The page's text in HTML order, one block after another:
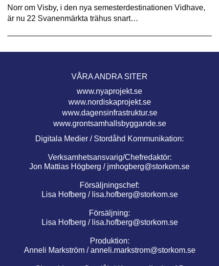
Norr om Visby, i den nya semesterdestinationen Vidhave,
är nu 22 Svanenmärkta trähus snart…
VÅRA ANDRA SITER
www.nyaprojekt.se
www.nordiskaprojekt.se
www.dagensinfrastruktur.se
www.grontsamhallsbyggande.se
Digitala Medier / Stordåhd Kommunikation:
Verksamhetsansvarig/Chefredaktör:
Jon Mattias Högberg / jmhogberg@storkom.se
Försäljningschef:
Lisa Hofberg / lisa.hofberg@storkom.se
Försäljning:
Lisa Hofberg / lisa.hofberg@storkom.se
Produktion:
Anneli Markström /anneli.markstrom@storkom.se